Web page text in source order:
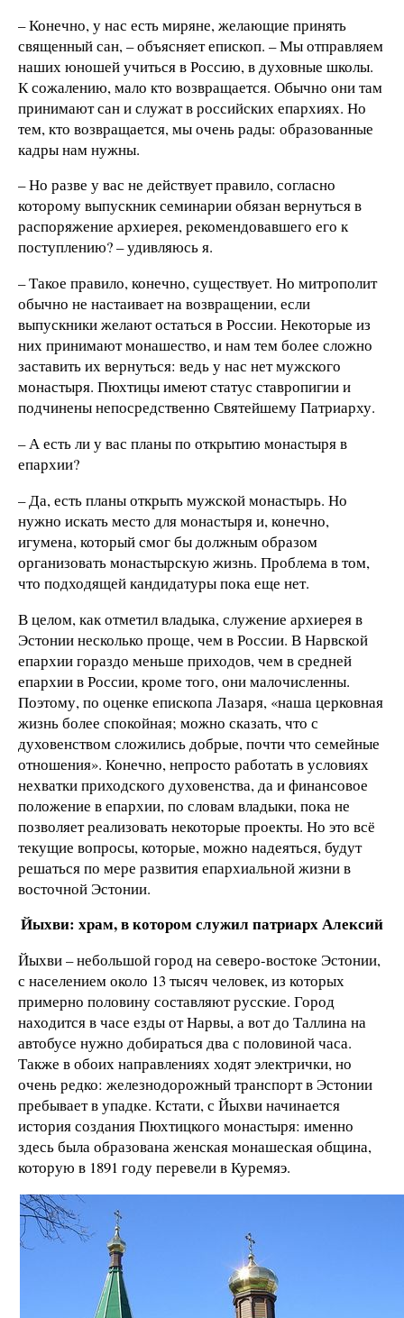
– Конечно, у нас есть миряне, желающие принять
священный сан, – объясняет епископ. – Мы отправляем
наших юношей учиться в Россию, в духовные школы.
К сожалению, мало кто возвращается. Обычно они там
принимают сан и служат в российских епархиях. Но
тем, кто возвращается, мы очень рады: образованные
кадры нам нужны.
– Но разве у вас не действует правило, согласно
которому выпускник семинарии обязан вернуться в
распоряжение архиерея, рекомендовавшего его к
поступлению? – удивляюсь я.
– Такое правило, конечно, существует. Но митрополит
обычно не настаивает на возвращении, если
выпускники желают остаться в России. Некоторые из
них принимают монашество, и нам тем более сложно
заставить их вернуться: ведь у нас нет мужского
монастыря. Пюхтицы имеют статус ставропигии и
подчинены непосредственно Святейшему Патриарху.
– А есть ли у вас планы по открытию монастыря в
епархии?
– Да, есть планы открыть мужской монастырь. Но
нужно искать место для монастыря и, конечно,
игумена, который смог бы должным образом
организовать монастырскую жизнь. Проблема в том,
что подходящей кандидатуры пока еще нет.
В целом, как отметил владыка, служение архиерея в
Эстонии несколько проще, чем в России. В Нарвской
епархии гораздо меньше приходов, чем в средней
епархии в России, кроме того, они малочисленны.
Поэтому, по оценке епископа Лазаря, «наша церковная
жизнь более спокойная; можно сказать, что с
духовенством сложились добрые, почти что семейные
отношения». Конечно, непросто работать в условиях
нехватки приходского духовенства, да и финансовое
положение в епархии, по словам владыки, пока не
позволяет реализовать некоторые проекты. Но это всё
текущие вопросы, которые, можно надеяться, будут
решаться по мере развития епархиальной жизни в
восточной Эстонии.
Йыхви: храм, в котором служил патриарх Алексий
Йыхви – небольшой город на северо-востоке Эстонии,
с населением около 13 тысяч человек, из которых
примерно половину составляют русские. Город
находится в часе езды от Нарвы, а вот до Таллина на
автобусе нужно добираться два с половиной часа.
Также в обоих направлениях ходят электрички, но
очень редко: железнодорожный транспорт в Эстонии
пребывает в упадке. Кстати, с Йыхви начинается
история создания Пюхтицкого монастыря: именно
здесь была образована женская монашеская община,
которую в 1891 году перевели в Куремяэ.